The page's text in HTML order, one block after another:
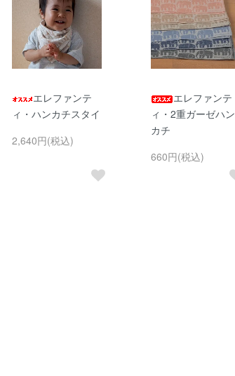
エレファンテ
ィ・ハンカチスタイ
2,640円(税込)
エレファンテ
ィ・2重ガーゼハン
カチ
660円(税込)